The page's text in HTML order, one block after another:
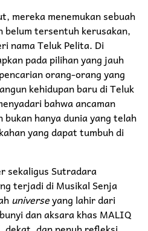
mereka menemukan sebuah
belum tersentuh kerusakan,
nama Teluk Pelita. Di
pada pilihan yang jauh
orang-orang yang
kehidupan baru di Teluk
bahwa ancaman
hanya dunia yang telah
yang dapat tumbuh di
sekaligus Sutradara
terjadi di Musikal Senja
universeyang lahir dari
dan aksara khas MALIQ